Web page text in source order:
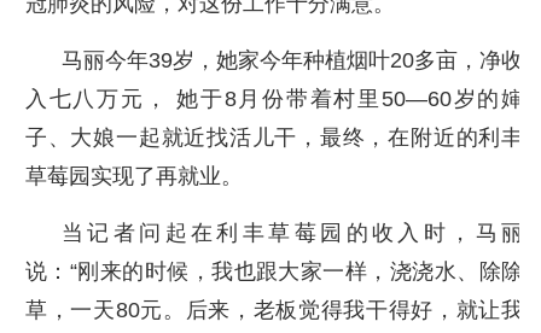
马丽今年39岁，她家今年种植烟叶20多亩，净收
入七八万元， 她于8月份带着村里50—60岁的婶
子、大娘一起就近找活儿干，最终，在附近的利丰
草莓园实现了再就业。
当记者问起在利丰草莓园的收入时，马丽
说：“刚来的时候，我也跟大家一样，浇浇水、除除
草，一天80元。后来，老板觉得我干得好，就让我